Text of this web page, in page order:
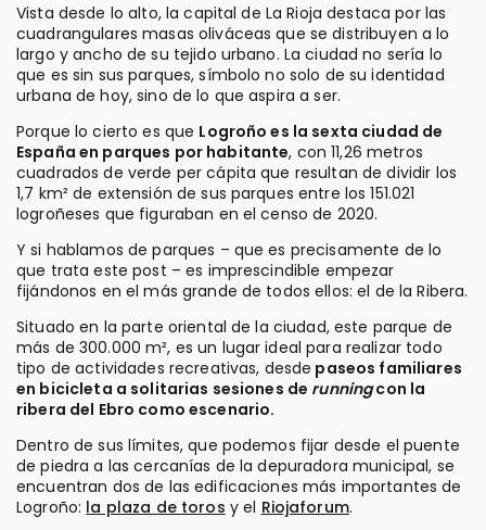
Vista desde lo alto, la capital de La Rioja destaca por las
cuadrangulares masas oliváceas que se distribuyen a lo
largo y ancho de su tejido urbano. La ciudad no sería lo
que es sin sus parques, símbolo no solo de su identidad
urbana de hoy, sino de lo que aspira a ser.
Porque lo cierto es que Logroño es la sexta ciudad de
España en parques por habitante, con 11,26 metros
cuadrados de verde per cápita que resultan de dividir los
1,7 km² de extensión de sus parques entre los 151.021
logroñeses que figuraban en el censo de 2020.
Y si hablamos de parques – que es precisamente de lo
que trata este post – es imprescindible empezar
fijándonos en el más grande de todos ellos: el de la Ribera.
Situado en la parte oriental de la ciudad, este parque de
más de 300.000 m², es un lugar ideal para realizar todo
tipo de actividades recreativas, desde paseos familiares
en bicicleta a solitarias sesiones de runningcon la
ribera del Ebro como escenario.
Dentro de sus límites, que podemos fijar desde el puente
de piedra a las cercanías de la depuradora municipal, se
encuentran dos de las edificaciones más importantes de
Logroño: la plaza de toros y el Riojaforum.